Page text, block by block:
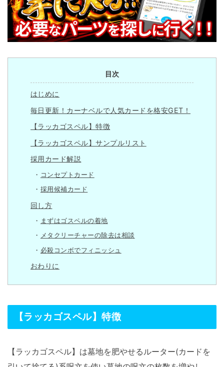
目次
はじめに
毎日更新！カーナベルで人気カードを格安GET！
【ラッカゴスペル】特徴
【ラッカゴスペル】サンプルリスト
採用カード解説
コンセプトカード
採用候補カード
回し方
まずはゴスペルの着地
メタクリーチャーの除去は相談
必殺コンボでフィニッシュ
おわりに
【ラッカゴスペル】特徴
【ラッカゴスペル】は墓地を肥やせるルーター(カードを